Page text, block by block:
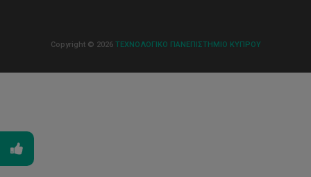
Copyright © 2026 ΤΕΧΝΟΛΟΓΙΚΟ ΠΑΝΕΠΙΣΤΗΜΙΟ ΚΥΠΡΟΥ